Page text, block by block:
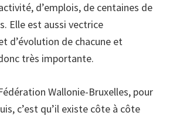
d’emplois, de centaines de
Elle est aussi vectrice
d’évolution de chacune et
très importante.
Wallonie-Bruxelles, pour
c’est qu’il existe côte à côte